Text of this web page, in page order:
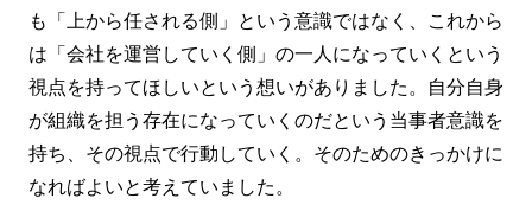
も「上から任される側」という意識ではなく、これから
は「会社を運営していく側」の一人になっていくという
視点を持ってほしいという想いがありました。自分自身
が組織を担う存在になっていくのだという当事者意識を
持ち、その視点で行動していく。そのためのきっかけに
なればよいと考えていました。